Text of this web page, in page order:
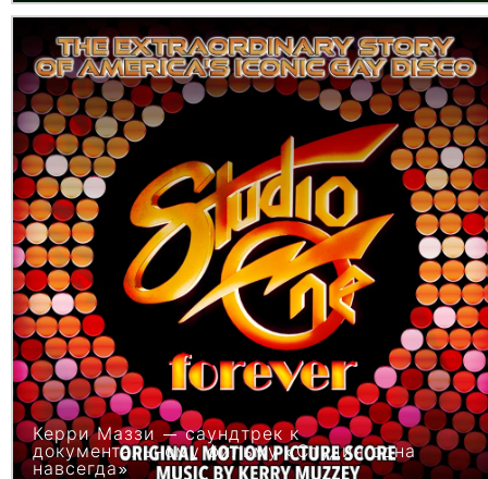
Керри Маззи — саундтрек к
документальному фильму «Студия одна
навсегда»